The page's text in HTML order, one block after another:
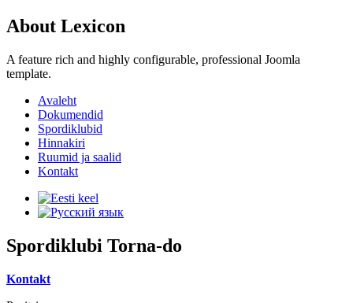
About Lexicon
A feature rich and highly configurable, professional Joomla
template.
Avaleht
Dokumendid
Spordiklubid
Hinnakiri
Ruumid ja saalid
Kontakt
Spordiklubi Torna-do
Kontakt